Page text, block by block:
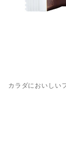
カラダにおいしい